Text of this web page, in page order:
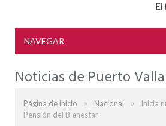
El
NAVEGAR
Noticias de Puerto
Página de inicio » Nacional »
Inicia
Pensión del Bienestar